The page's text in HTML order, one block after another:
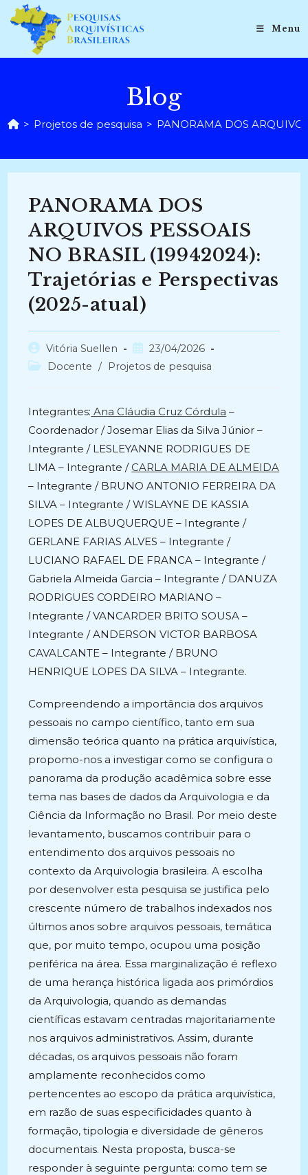
para
conteúdo
Menu
Blog
> Projetos de pesquisa > PANORAMA DOS
PANORAMA DOS
ARQUIVOS PESSOAIS
NO BRASIL (19942024):
Trajetórias e Perspectivas
(2025-atual)
Autor
do
Vitória Suellen
Post
publicado:
23/04/2026
Categoria
Docente / Projetos de pesquisa
Integrantes: Ana Cláudia Cruz Córdula –
Coordenador / Josemar Elias da Silva Júnior –
Integrante / LESLEYANNE RODRIGUES DE
LIMA – Integrante / CARLA MARIA DE ALMEIDA
– Integrante / BRUNO ANTONIO FERREIRA DA
SILVA – Integrante / WISLAYNE DE KASSIA
LOPES DE ALBUQUERQUE – Integrante /
GERLANE FARIAS ALVES – Integrante /
LUCIANO RAFAEL DE FRANCA – Integrante /
Gabriela Almeida Garcia – Integrante / DANUZA
RODRIGUES CORDEIRO MARIANO –
Integrante / VANCARDER BRITO SOUSA –
Integrante / ANDERSON VICTOR BARBOSA
CAVALCANTE – Integrante / BRUNO
HENRIQUE LOPES DA SILVA – Integrante.
Compreendendo a importância dos arquivos
pessoais no campo científico, tanto em sua
dimensão teórica quanto na prática arquivística,
propomo-nos a investigar como se configura o
panorama da produção acadêmica sobre esse
tema nas bases de dados da Arquivologia e da
Ciência da Informação no Brasil. Por meio deste
levantamento, buscamos contribuir para o
entendimento dos arquivos pessoais no
contexto da Arquivologia brasileira. A escolha
por desenvolver esta pesquisa se justifica pelo
crescente número de trabalhos indexados nos
últimos anos sobre arquivos pessoais, temática
que, por muito tempo, ocupou uma posição
periférica na área. Essa marginalização é reflexo
de uma herança histórica ligada aos primórdios
da Arquivologia, quando as demandas
científicas estavam centradas majoritariamente
nos arquivos administrativos. Assim, durante
décadas, os arquivos pessoais não foram
amplamente reconhecidos como
pertencentes ao escopo da prática arquivística,
em razão de suas especificidades quanto à
formação, tipologia e diversidade de gêneros
documentais. Nesta proposta, busca-se
responder à seguinte pergunta: como tem se